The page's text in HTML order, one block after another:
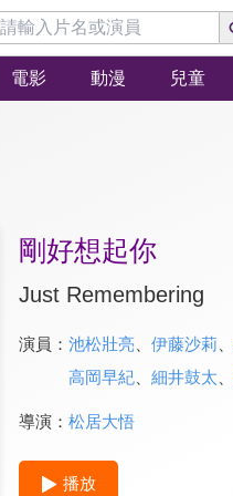
電影 動漫 兒童
剛好想起你
Just Remembering
演員： 池松壯亮、 伊藤沙莉
高岡早紀、 細井鼓太
導演： 松居大悟
播放